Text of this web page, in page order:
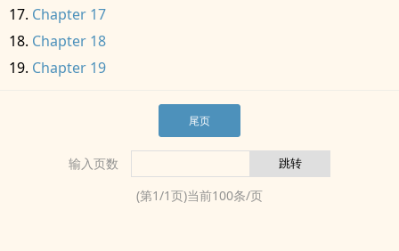
Chapter 17
Chapter 18
Chapter 19
尾页
输入页数
(第1/1页)当前100条/页